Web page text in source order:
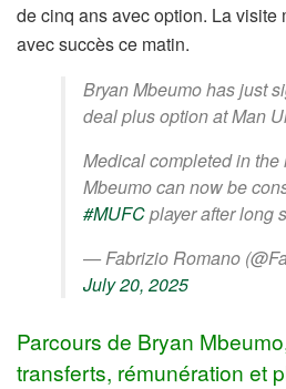
de cinq ans avec option. La visite
avec succès ce matin.
Bryan Mbeumo has just
deal plus option at Man
Medical completed in the
Mbeumo can now be
#MUFCplayer after long
— Fabrizio Romano
July 20, 2025
Parcours de Bryan
transferts, rémunération et